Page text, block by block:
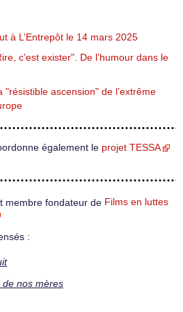
à L’Entrepôt le 14 mars 2025
c’est exister". De l’humour dans le
"résistible ascension" de l’extrême
également le projet TESSA
membre fondateur de Films en luttes
:
nos mères